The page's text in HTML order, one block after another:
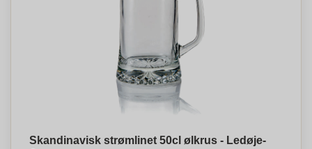
Skandinavisk strømlinet 50cl ølkrus - Ledøje-